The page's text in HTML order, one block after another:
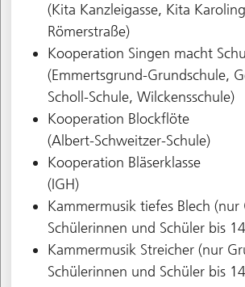
(Kita Kanzleigasse, Kita
Römerstraße)
Kooperation Singen macht
(Emmertsgrund-Grundschule,
Scholl-Schule, Wilckensschule)
Kooperation Blockflöte
(Albert-Schweitzer-Schule)
Kooperation Bläserklasse
(IGH)
Kammermusik tiefes Blech
Schülerinnen und Schüler bis
Kammermusik Streicher (nur
Schülerinnen und Schüler bis